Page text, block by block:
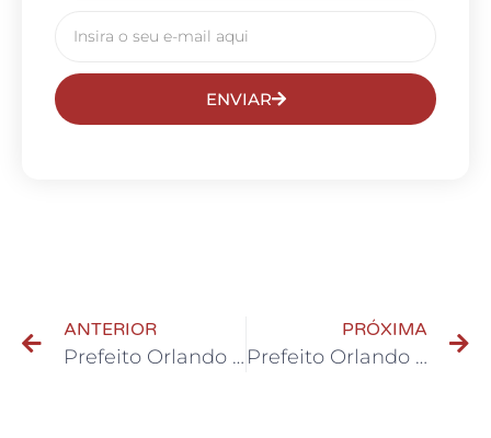
ENVIAR
ANTERIOR
Prefeito Orlando Morando entrega escrituras no Novo Jardim do Lago
PRÓXIMA
Prefeito Orlando Morando entrega escrituras no Jardim Alvorada